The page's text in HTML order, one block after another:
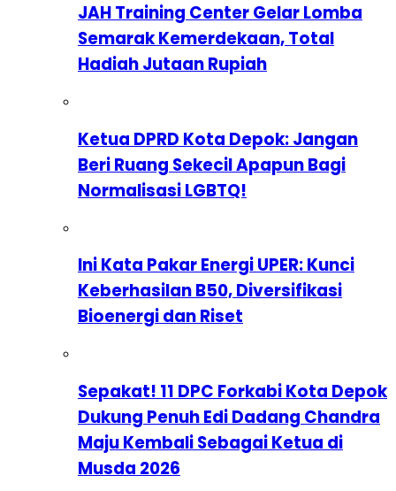
JAH Training Center Gelar Lomba
Semarak Kemerdekaan, Total
Hadiah Jutaan Rupiah
Ketua DPRD Kota Depok: Jangan
Beri Ruang Sekecil Apapun Bagi
Normalisasi LGBTQ!
Ini Kata Pakar Energi UPER: Kunci
Keberhasilan B50, Diversifikasi
Bioenergi dan Riset
Sepakat! 11 DPC Forkabi Kota Depok
Dukung Penuh Edi Dadang Chandra
Maju Kembali Sebagai Ketua di
Musda 2026